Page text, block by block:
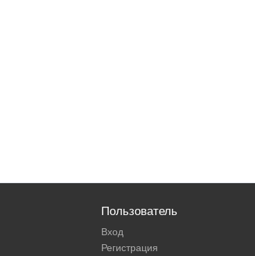
Пользователь
Вход
Регистрация